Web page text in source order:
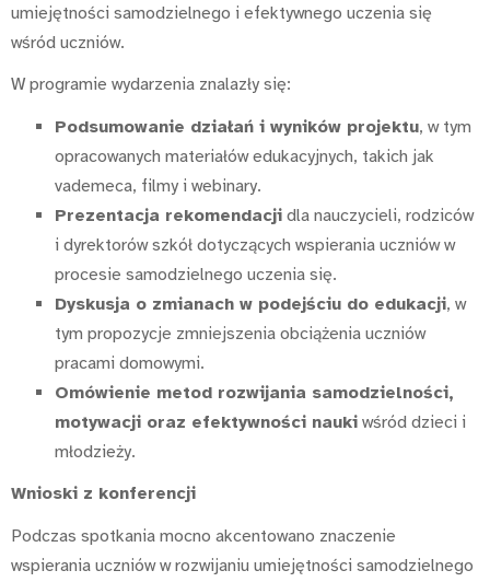
umiejętności samodzielnego i efektywnego uczenia się
wśród uczniów.
W programie wydarzenia znalazły się:
Podsumowanie działań i wyników projektu, w tym
opracowanych materiałów edukacyjnych, takich jak
vademeca, filmy i webinary.
Prezentacja rekomendacji dla nauczycieli, rodziców
i dyrektorów szkół dotyczących wspierania uczniów w
procesie samodzielnego uczenia się.
Dyskusja o zmianach w podejściu do edukacji, w
tym propozycje zmniejszenia obciążenia uczniów
pracami domowymi.
Omówienie metod rozwijania samodzielności,
motywacji oraz efektywności nauki wśród dzieci i
młodzieży.
Wnioski z konferencji
Podczas spotkania mocno akcentowano znaczenie
wspierania uczniów w rozwijaniu umiejętności samodzielnego